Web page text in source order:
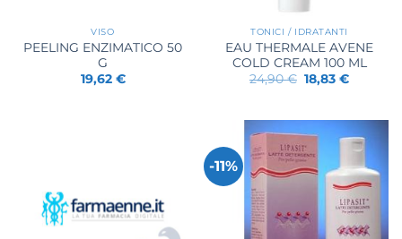
VISO
PEELING ENZIMATICO 50
G
19,62 €
TONICI / IDRATANTI
EAU THERMALE AVENE
COLD CREAM 100 ML
24,90€ Il
prezzo
24,90 €.
18,83€Il
18,83 €.
-11%